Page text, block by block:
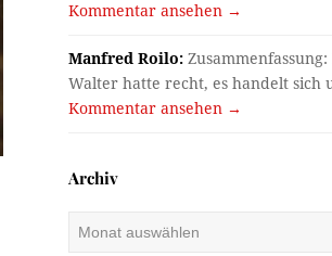
Kommentar ansehen →
Manfred Roilo:
Walter hatte recht, es handelt sich
Kommentar ansehen →
Archiv